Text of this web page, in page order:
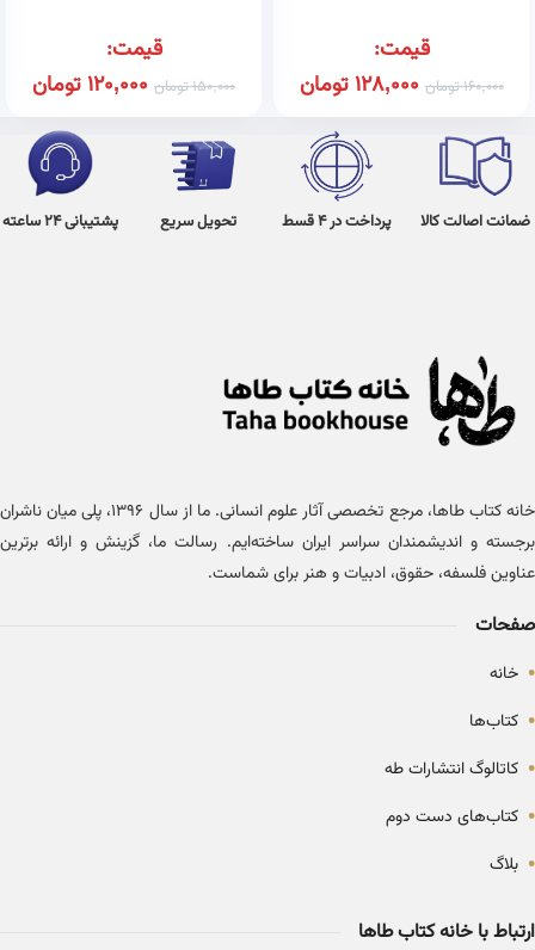
قیمت:
160,000تومان 128,000تومان
قیمت:
150,000تومان 120,000تومان
ضمانت اصالت کالا پرداخت در 4 قسط تحویل سریع پشتیبانی 24 ساعته
خانه کتاب طاها، مرجع تخصصی آثار علوم انسانی. ما از سال ۱۳۹۶، پلی میان ناشران
برجسته و اندیشمندان سراسر ایران ساخته‌ایم. رسالت ما، گزینش و ارائه برترین
عناوین فلسفه، حقوق، ادبیات و هنر برای شماست.
صفحات
• خانه
• کتاب‌ها
• کاتالوگ انتشارات طه
• کتاب‌های دست دوم
• بلاگ
ارتباط با خانه کتاب طاها